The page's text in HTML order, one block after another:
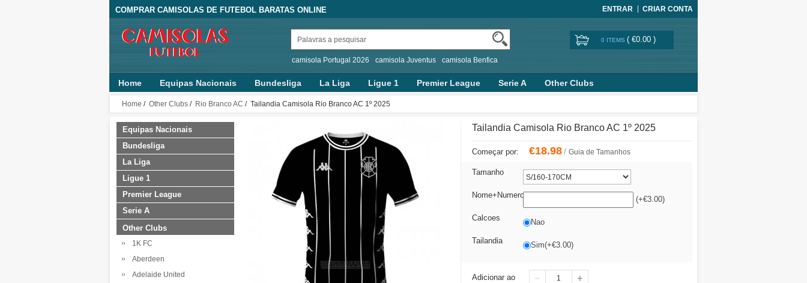
COMPRAR CAMISOLAS DE FUTEBOL BARATAS ONLINE ENTRAR CRIAR CONTA
camisola Portugal 2026 camisola Juventus camisola Benfica
0 ITEMS ( €0.00 )
Home Equipas Nacionais Bundesliga La Liga Ligue 1 Premier League Serie A Other Clubs
Home / Other Clubs / Rio Branco AC / Tailandia Camisola Rio Branco AC 1º 2025
Equipas Nacionais
Bundesliga
La Liga
Ligue 1
Premier League
Serie A
Other Clubs
1K FC
Aberdeen
Adelaide United
Tailandia Camisola Rio Branco AC 1º 2025
Começar por: €18.98/ Guia de Tamanhos
Tamanho
Nome+Numero (+€3.00)
Calcoes Nao
Tailandia Sim(+€3.00)
Adicionar ao